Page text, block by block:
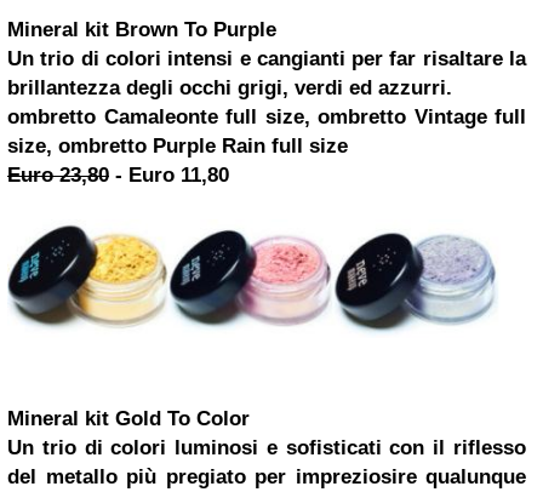
Mineral kit Brown To Purple
Un trio di colori intensi e cangianti per far risaltare la
brillantezza degli occhi grigi, verdi ed azzurri.
ombretto Camaleonte full size, ombretto Vintage full
size, ombretto Purple Rain full size
Euro 23,80 - Euro 11,80
Mineral kit Gold To Color
Un trio di colori luminosi e sofisticati con il riflesso
del metallo più pregiato per impreziosire qualunque